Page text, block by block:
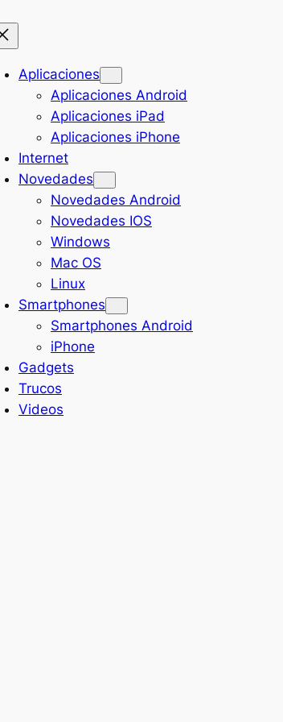
Aplicaciones
Aplicaciones Android
Aplicaciones iPad
Aplicaciones iPhone
Internet
Novedades
Novedades Android
Novedades IOS
Windows
Mac OS
Linux
Smartphones
Smartphones Android
iPhone
Gadgets
Trucos
Videos